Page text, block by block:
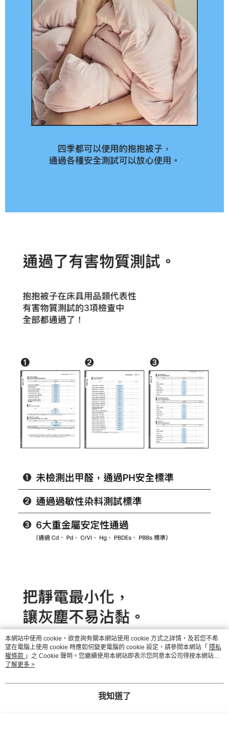
本網站中使用 cookie，欲查詢有關本網站使用 cookie 方式之詳情，及若您不希
望在電腦上使用 cookie 時應如何變更電腦的 cookie 設定，請參閱本網站「 隱私
權條款 」之 Cookie 聲明。您繼續使用本網站即表示您同意本公司得按本網站使
用條款之 Cookie 聲明使用 cookie。
了解更多 >
我知道了